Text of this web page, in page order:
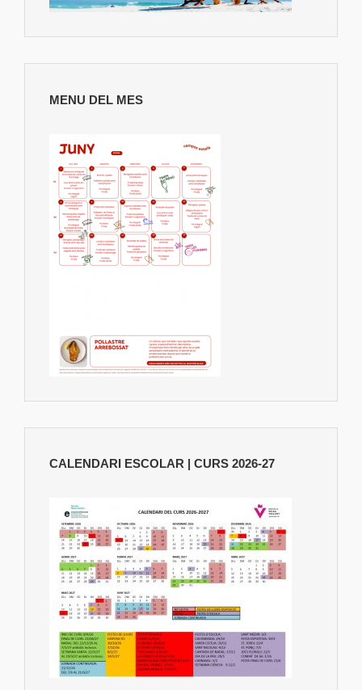
MENU DEL MES
CALENDARI ESCOLAR | CURS 2026-27